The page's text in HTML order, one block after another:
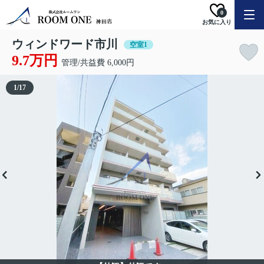
お気に入り
0
ウィンドワード市川 空室1
9.7万円 管理/共益費 6,000円
1/17